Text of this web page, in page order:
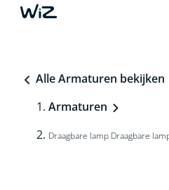
Alle Armaturen bekijken
Armaturen
Draagbare lamp Draagbare